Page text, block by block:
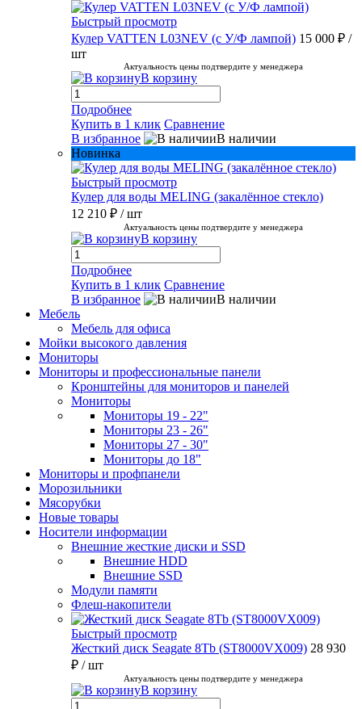
Быстрый просмотр
Кулер VATTEN L03NEV (с У/Ф лампой) 15 000 ₽ /
шт
Актуальность цены подтвердите у менеджера
В корзину
Подробнее
Купить в 1 клик Сравнение
В избранное
В наличии
Новинка
Быстрый просмотр
Кулер для воды MELING (закалённое стекло)
12 210 ₽ / шт
Актуальность цены подтвердите у менеджера
В корзину
Подробнее
Купить в 1 клик Сравнение
В избранное
В наличии
Мебель
Мебель для офиса
Мойки высокого давления
Мониторы
Мониторы и профессиональные панели
Кронштейны для мониторов и панелей
Мониторы
Мониторы 19 - 22"
Мониторы 23 - 26"
Мониторы 27 - 30"
Мониторы до 18"
Мониторы и профпанели
Морозильники
Мясорубки
Новые товары
Носители информации
Внешние жесткие диски и SSD
Внешние HDD
Внешние SSD
Модули памяти
Флеш-накопители
Быстрый просмотр
Жесткий диск Seagate 8Tb (ST8000VX009) 28 930
₽ / шт
Актуальность цены подтвердите у менеджера
В корзину